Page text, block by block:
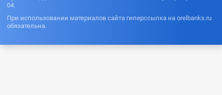
04.
При использовании материалов сайта гиперссылка на orelbanks.ru
обязательна.